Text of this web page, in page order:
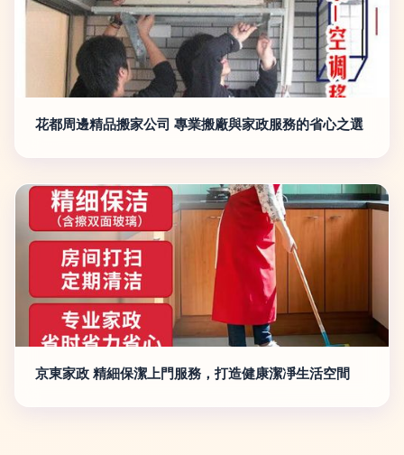
花都周邊精品搬家公司 專業搬廠與家政服務的省心之選
京東家政 精細保潔上門服務，打造健康潔凈生活空間